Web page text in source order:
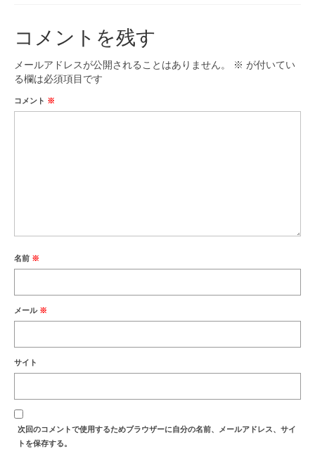
コメントを残す
メールアドレスが公開されることはありません。 ※ が付いてい
る欄は必須項目です
コメント ※
名前 ※
メール ※
サイト
次回のコメントで使用するためブラウザーに自分の名前、メールアドレス、サイ
トを保存する。